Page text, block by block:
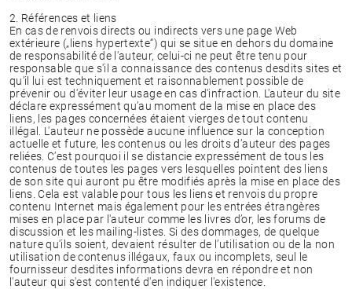
2. Références et liens
En cas de renvois directs ou indirects vers une page Web
extérieure („liens hypertexte“) qui se situe en dehors du domaine
de responsabilité de l'auteur, celui-ci ne peut être tenu pour
responsable que s'il a connaissance des contenus desdits sites et
qu’il lui est techniquement et raisonnablement possible de
prévenir ou d'éviter leur usage en cas d'infraction. L'auteur du site
déclare expressément qu’au moment de la mise en place des
liens, les pages concernées étaient vierges de tout contenu
illégal. L'auteur ne possède aucune influence sur la conception
actuelle et future, les contenus ou les droits d’auteur des pages
reliées. C’est pourquoi il se distancie expressément de tous les
contenus de toutes les pages vers lesquelles pointent des liens
de son site qui auront pu être modifiés après la mise en place des
liens. Cela est valable pour tous les liens et renvois du propre
contenu Internet mais également pour les entrées étrangères
mises en place par l'auteur comme les livres d’or, les forums de
discussion et les mailing-listes. Si des dommages, de quelque
nature qu'ils soient, devaient résulter de l’utilisation ou de la non
utilisation de contenus illégaux, faux ou incomplets, seul le
fournisseur desdites informations devra en répondre et non
l'auteur qui s'est contenté d'en indiquer l'existence.